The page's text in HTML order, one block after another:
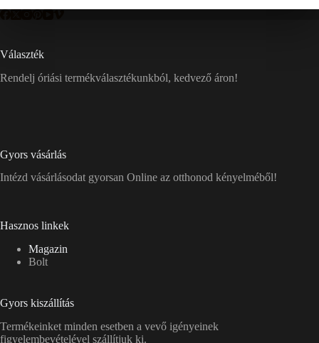
Választék
Rendelj óriási termékválasztékunkból, kedvező áron!
Gyors vásárlás
Intézd vásárlásodat gyorsan Online az otthonod kényelméből!
Hasznos linkek
Magazin
Bolt
Gyors kiszállítás
Termékeinket minden esetben a vevő igényeinek
figyelembevételével szállítjuk ki.